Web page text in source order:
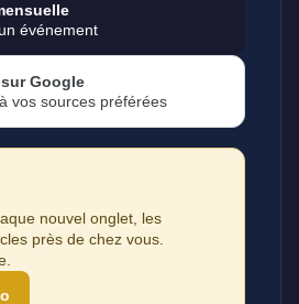
événement
Google
vos sources préférées
nouvel onglet, les
près de chez vous.